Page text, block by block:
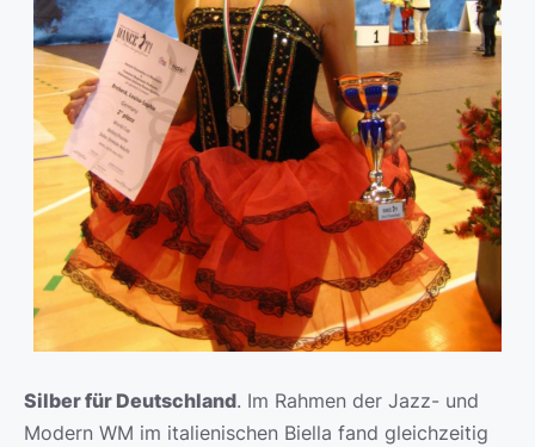
Silber für Deutschland. Im Rahmen der Jazz- und
Modern WM im italienischen Biella fand gleichzeitig